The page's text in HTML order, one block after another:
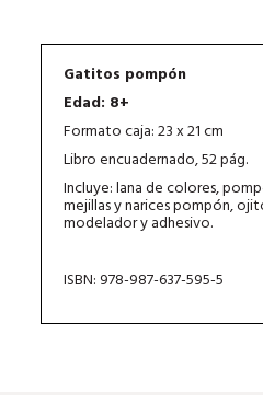
Gatitos pompón
Edad: 8+
Formato caja: 23 x 21 cm
Libro encuadernado, 52 pág.
Incluye: lana de colores,
mejillas y narices pompón,
modelador y adhesivo.
ISBN: 978-987-637-595-5